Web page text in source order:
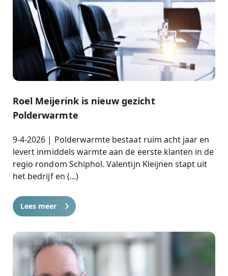
Roel Meijerink is nieuw gezicht
Polderwarmte
9-4-2026 | Polderwarmte bestaat ruim acht jaar en
levert inmiddels warmte aan de eerste klanten in de
regio rondom Schiphol. Valentijn Kleijnen stapt uit
het bedrijf en (...)
Lees meer